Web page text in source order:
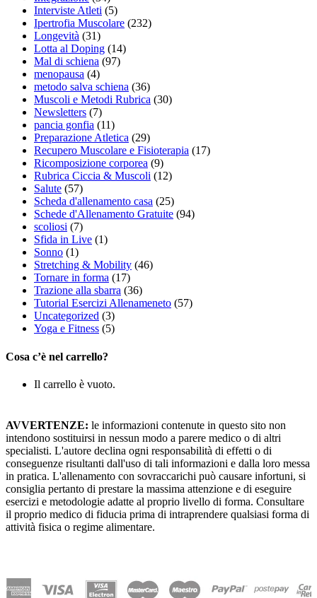
Interviste Atleti (5)
Ipertrofia Muscolare (232)
Longevità (31)
Lotta al Doping (14)
Mal di schiena (97)
menopausa (4)
metodo salva schiena (36)
Muscoli e Metodi Rubrica (30)
Newsletters (7)
pancia gonfia (11)
Preparazione Atletica (29)
Recupero Muscolare e Fisioterapia (17)
Ricomposizione corporea (9)
Rubrica Ciccia & Muscoli (12)
Salute (57)
Scheda d'allenamento casa (25)
Schede d'Allenamento Gratuite (94)
scoliosi (7)
Sfida in Live (1)
Sonno (1)
Stretching & Mobility (46)
Tornare in forma (17)
Trazione alla sbarra (36)
Tutorial Esercizi Allenameneto (57)
Uncategorized (3)
Yoga e Fitness (5)
Cosa c’è nel carrello?
Il carrello è vuoto.
AVVERTENZE: le informazioni contenute in questo sito non
intendono sostituirsi in nessun modo a parere medico o di altri
specialisti. L'autore declina ogni responsabilità di effetti o di
conseguenze risultanti dall'uso di tali informazioni e dalla loro messa
in pratica. L'allenamento con sovraccarichi può causare infortuni, si
consiglia pertanto di prestare la massima attenzione e di eseguire
esercizi e metodologie adatte al proprio livello di forma. Consultare
il proprio medico di fiducia prima di intraprendere qualsiasi forma di
attività fisica o regime alimentare.